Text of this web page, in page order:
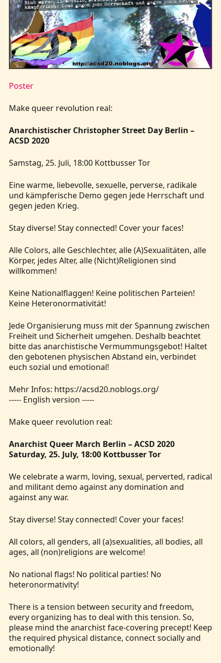
Kontakt
Poster
Make queer revolution real:
Anarchistischer Christopher Street Day Berlin –
ACSD 2020
Samstag, 25. Juli, 18:00 Kottbusser Tor
Eine warme, liebevolle, sexuelle, perverse, radikale
und kämpferische Demo gegen jede Herrschaft und
gegen jeden Krieg.
Stay diverse! Stay connected! Cover your faces!
Alle Colors, alle Geschlechter, alle (A)Sexualitäten, alle
Körper, jedes Alter, alle (Nicht)Religionen sind
willkommen!
Keine Nationalflaggen! Keine politischen Parteien!
Keine Heteronormativität!
Jede Organisierung muss mit der Spannung zwischen
Freiheit und Sicherheit umgehen. Deshalb beachtet
bitte das anarchistische Vermummungsgebot! Haltet
den gebotenen physischen Abstand ein, verbindet
euch sozial und emotional!
Mehr Infos: https://acsd20.noblogs.org/
----- English version -----
Make queer revolution real:
Anarchist Queer March Berlin – ACSD 2020
Saturday, 25. July, 18:00 Kottbusser Tor
We celebrate a warm, loving, sexual, perverted, radical
and militant demo against any domination and
against any war.
Stay diverse! Stay connected! Cover your faces!
All colors, all genders, all (a)sexualities, all bodies, all
ages, all (non)religions are welcome!
No national flags! No political parties! No
heteronormativity!
There is a tension between security and freedom,
every organizing has to deal with this tension. So,
please mind the anarchist face-covering precept! Keep
the required physical distance, connect socially and
emotionally!